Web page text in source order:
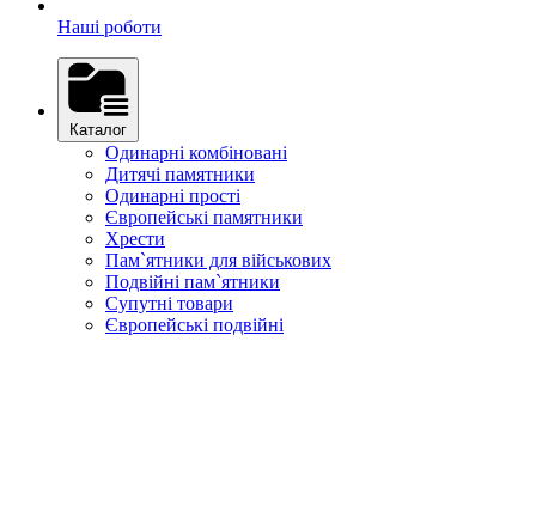
Наші роботи
Каталог
Одинарні комбіновані
Дитячі памятники
Одинарні прості
Європейські памятники
Хрести
Пам`ятники для військових
Подвійні пам`ятники
Супутні товари
Європейські подвійні